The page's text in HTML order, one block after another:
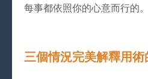
每事都依照你的心意而行的。
三個情況完美解釋用